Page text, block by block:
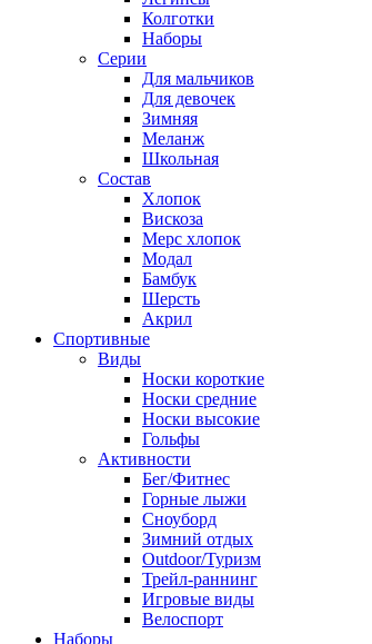
Колготки
Наборы
Серии
Для мальчиков
Для девочек
Зимняя
Меланж
Школьная
Состав
Хлопок
Вискоза
Мерс хлопок
Модал
Бамбук
Шерсть
Акрил
Спортивные
Виды
Носки короткие
Носки средние
Носки высокие
Гольфы
Активности
Бег/Фитнес
Горные лыжи
Сноуборд
Зимний отдых
Outdoor/Туризм
Трейл-раннинг
Игровые виды
Велоспорт
Наборы